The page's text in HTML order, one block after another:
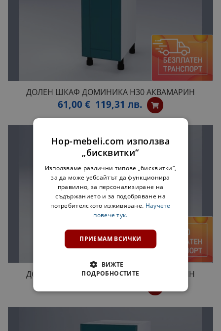
ДОЛЕН ШКАФ ДОМИНИКА H30 АКВАМАРИН
61,00 € 119,31 лв.
ДОЛЕН ШКАФ ДОМИНИКА H40 АКВАМАРИН
Hop-mebeli.com използва
„бисквитки“
Използваме различни типове „бисквитки“,
за да може уебсайтът да функционира
правилно, за персонализиране на
съдържанието и за подобряване на
потребителското изживяване. Научете
повече тук.
ПРИЕМАМ ВСИЧКИ
ВИЖТЕ
ПОДРОБНОСТИТЕ